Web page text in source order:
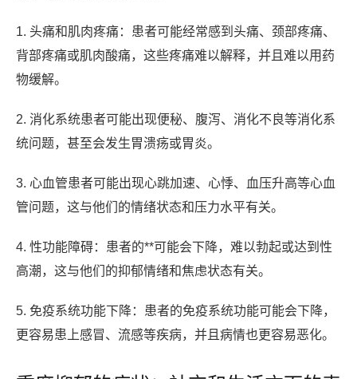
1. 头痛和肌肉疼痛：患者可能经常感到头痛、颈部疼痛、
背部疼痛或肌肉酸痛，这些疼痛难以解释，并且难以用药
物缓解。
2. 消化系统患者可能出现便秘、腹泻、消化不良等消化系
统问题，甚至会发生胃溃疡或胃炎。
3. 心血管患者可能出现心跳加速、心悸、血压升高等心血
管问题，这与他们的情绪状态和压力水平有关。
4. 性功能障碍：患者的**可能会下降，难以勃起或达到性
高潮，这与他们的抑郁情绪和焦虑状态有关。
5. 免疫系统功能下降：患者的免疫系统功能可能会下降，
更容易患上感冒、流感等疾病，并且病情也更容易恶化。